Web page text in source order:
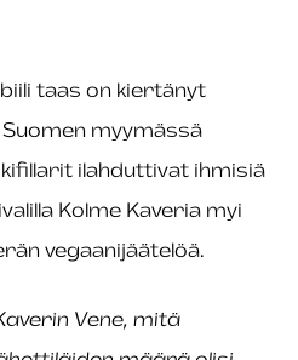
taas on kiertänyt
myymässä
ilahduttivat ihmisiä
Kolme Kaveria myi
vegaanijäätelöä.
Vene, mitä